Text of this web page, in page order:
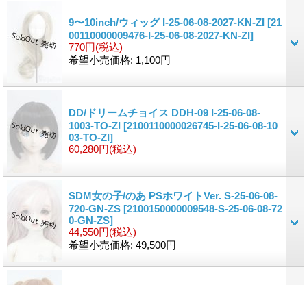
9〜10inch/ウィッグ I-25-06-08-2027-KN-ZI [21
00110000009476-I-25-06-08-2027-KN-ZI]
770円(税込)
希望小売価格: 1,100円
DD/ドリームチョイス DDH-09 I-25-06-08-
1003-TO-ZI [2100110000026745-I-25-06-08-10
03-TO-ZI]
60,280円(税込)
SDM女の子/のあ PSホワイトVer. S-25-06-08-
720-GN-ZS [2100150000009548-S-25-06-08-72
0-GN-ZS]
44,550円(税込)
希望小売価格: 49,500円